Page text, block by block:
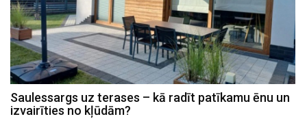
Saulessargs uz terases – kā radīt patīkamu ēnu un
izvairīties no kļūdām?